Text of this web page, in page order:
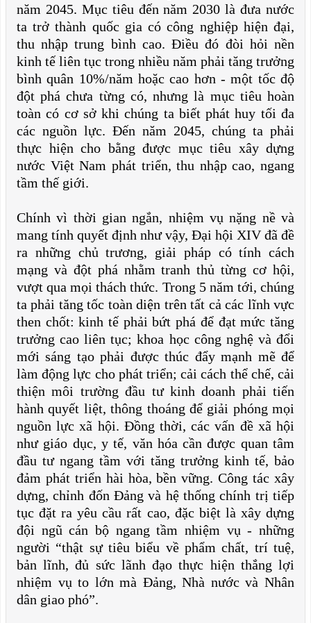
năm 2045. Mục tiêu đến năm 2030 là đưa nước
ta trở thành quốc gia có công nghiệp hiện đại,
thu nhập trung bình cao. Điều đó đòi hỏi nền
kinh tế liên tục trong nhiều năm phải tăng trưởng
bình quân 10%/năm hoặc cao hơn - một tốc độ
đột phá chưa từng có, nhưng là mục tiêu hoàn
toàn có cơ sở khi chúng ta biết phát huy tối đa
các nguồn lực. Đến năm 2045, chúng ta phải
thực hiện cho bằng được mục tiêu xây dựng
nước Việt Nam phát triển, thu nhập cao, ngang
tầm thế giới.
Chính vì thời gian ngắn, nhiệm vụ nặng nề và
mang tính quyết định như vậy, Đại hội XIV đã đề
ra những chủ trương, giải pháp có tính cách
mạng và đột phá nhằm tranh thủ từng cơ hội,
vượt qua mọi thách thức. Trong 5 năm tới, chúng
ta phải tăng tốc toàn diện trên tất cả các lĩnh vực
then chốt: kinh tế phải bứt phá để đạt mức tăng
trưởng cao liên tục; khoa học công nghệ và đổi
mới sáng tạo phải được thúc đẩy mạnh mẽ để
làm động lực cho phát triển; cải cách thể chế, cải
thiện môi trường đầu tư kinh doanh phải tiến
hành quyết liệt, thông thoáng để giải phóng mọi
nguồn lực xã hội. Đồng thời, các vấn đề xã hội
như giáo dục, y tế, văn hóa cần được quan tâm
đầu tư ngang tầm với tăng trưởng kinh tế, bảo
đảm phát triển hài hòa, bền vững. Công tác xây
dựng, chỉnh đốn Đảng và hệ thống chính trị tiếp
tục đặt ra yêu cầu rất cao, đặc biệt là xây dựng
đội ngũ cán bộ ngang tầm nhiệm vụ - những
người “thật sự tiêu biểu về phẩm chất, trí tuệ,
bản lĩnh, đủ sức lãnh đạo thực hiện thắng lợi
nhiệm vụ to lớn mà Đảng, Nhà nước và Nhân
dân giao phó”.